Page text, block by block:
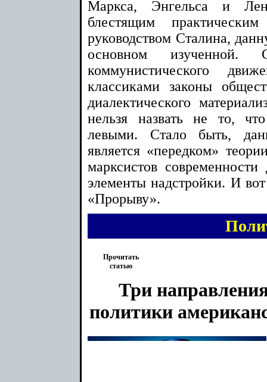
Маркса, Энгельса и
блестящим
руководством Сталина,
основном
коммунистического
классиками законы
диалектического
нельзя назвать не то,
левыми. Стало быть,
является «передком»
марксистов
элементы надстройки. И
«Прорыву».
Прочитать
статью
Три
политики